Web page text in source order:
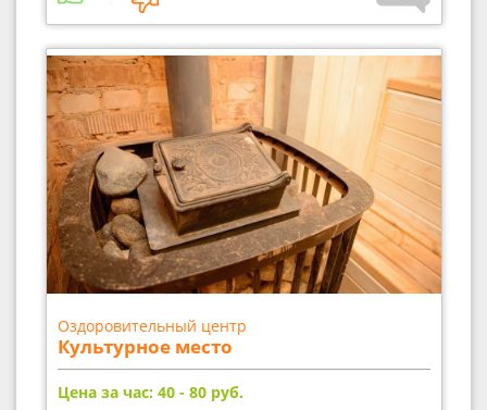
Оздоровительный центр
Культурное место
Цена за час: 40 - 80 руб.